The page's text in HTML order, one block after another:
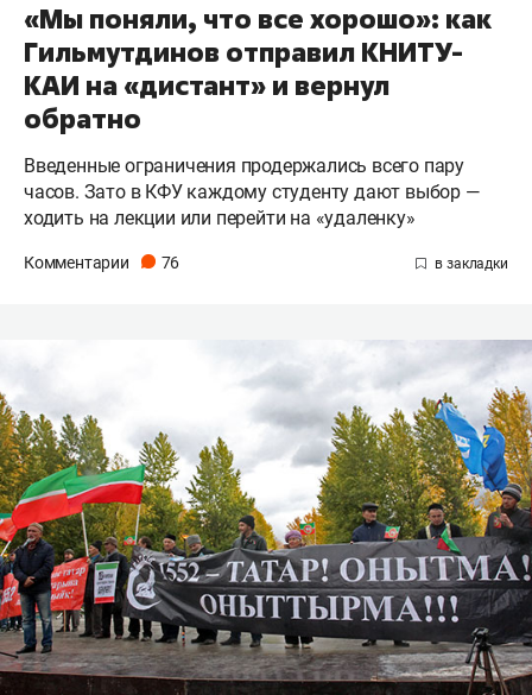
«Мы поняли, что все хорошо»: как
Гильмутдинов отправил КНИТУ-
КАИ на «дистант» и вернул
обратно
Введенные ограничения продержались всего пару
часов. Зато в КФУ каждому студенту дают выбор —
ходить на лекции или перейти на «удаленку»
Комментарии 76